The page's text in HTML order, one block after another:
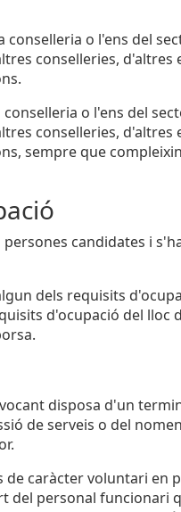
o l'ens del
conselleries, d'altres
o l'ens del
conselleries, d'altres
sempre que
candidates i
dels requisits
d'ocupació del lloc
disposa d'un
de serveis o del
de caràcter voluntari en
del personal funcionari